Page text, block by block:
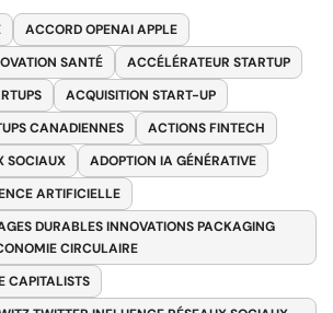
ACCORD OPENAI APPLE
SANTÉ
ACCÉLÉRATEUR STARTUP
ACQUISITION START-UP
CANADIENNES
ACTIONS FINTECH
SOCIAUX
ADOPTION IA GÉNÉRATIVE
ARTIFICIELLE
DURABLES INNOVATIONS PACKAGING
CIRCULAIRE
CAPITALISTS